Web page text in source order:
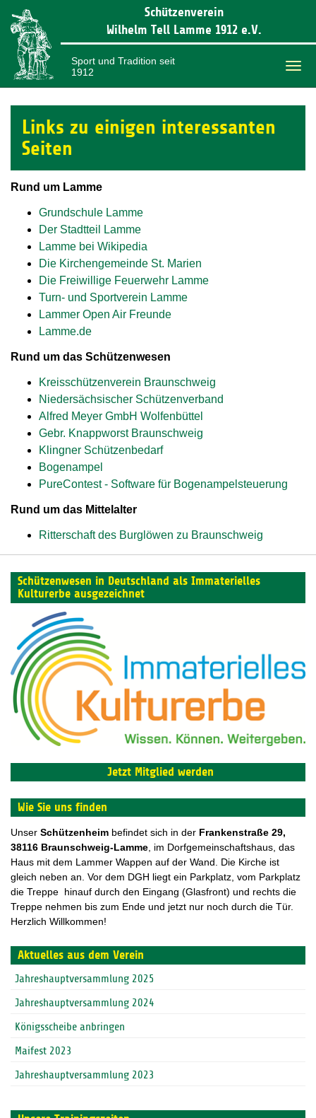
Schützenverein
Wilhelm Tell Lamme 1912 e.V.
Sport und Tradition seit
1912
Links zu einigen interessanten
Seiten
Rund um Lamme
Grundschule Lamme
Der Stadtteil Lamme
Lamme bei Wikipedia
Die Kirchengemeinde St. Marien
Die Freiwillige Feuerwehr Lamme
Turn- und Sportverein Lamme
Lammer Open Air Freunde
Lamme.de
Rund um das Schützenwesen
Kreisschützenverein Braunschweig
Niedersächsischer Schützenverband
Alfred Meyer GmbH Wolfenbüttel
Gebr. Knappworst Braunschweig
Klingner Schützenbedarf
Bogenampel
PureContest - Software für Bogenampelsteuerung
Rund um das Mittelalter
Ritterschaft des Burglöwen zu Braunschweig
Schützenwesen in Deutschland als Immaterielles
Kulturerbe ausgezeichnet
Jetzt Mitglied werden
Wie Sie uns finden
Unser Schützenheim befindet sich in der Frankenstraße 29,
38116 Braunschweig-Lamme , im Dorfgemeinschaftshaus, das
Haus mit dem Lammer Wappen auf der Wand. Die Kirche ist
gleich neben an. Vor dem DGH liegt ein Parkplatz, vom Parkplatz
die Treppe hinauf durch den Eingang (Glasfront) und rechts die
Treppe nehmen bis zum Ende und jetzt nur noch durch die Tür.
Herzlich Willkommen!
Aktuelles aus dem Verein
Jahreshauptversammlung 2025
Jahreshauptversammlung 2024
Königsscheibe anbringen
Maifest 2023
Jahreshauptversammlung 2023